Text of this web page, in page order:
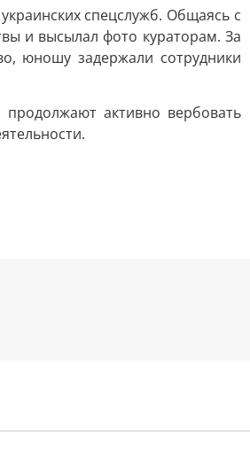
спецслужб. Общаясь с
и высылал фото кураторам. За
юношу задержали сотрудники
активно вербовать